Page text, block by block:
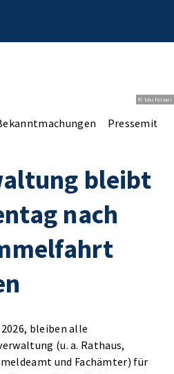
© bbsferrari
bleibt
nach
bleiben alle
(u. a. Rathaus,
und Fachämter) für